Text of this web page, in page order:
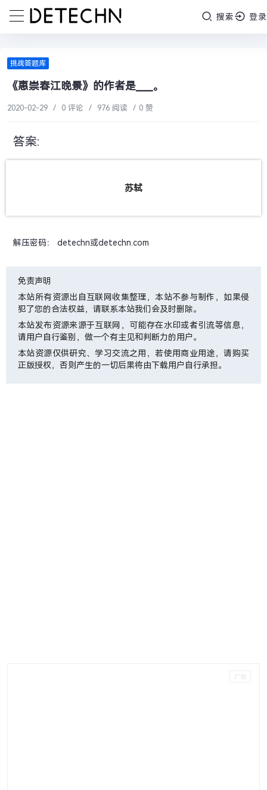
搜索 登录
挑战答题库
《惠崇春江晚景》的作者是____。
2020-02-29 / 0 评论 / 976 阅读 / 0 赞
答案:
苏轼
解压密码： detechn或detechn.com
免责声明
本站所有资源出自互联网收集整理，本站不参与制作，如果侵
犯了您的合法权益，请联系本站我们会及时删除。
本站发布资源来源于互联网，可能存在水印或者引流等信息，
请用户自行鉴别，做一个有主见和判断力的用户。
本站资源仅供研究、学习交流之用，若使用商业用途，请购买
正版授权，否则产生的一切后果将由下载用户自行承担。